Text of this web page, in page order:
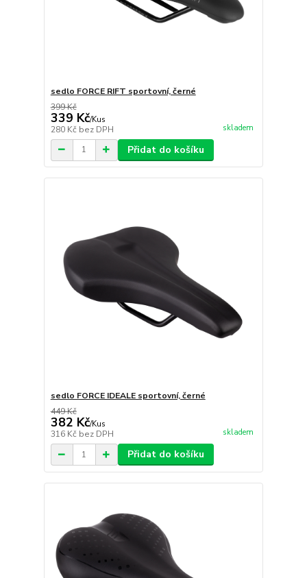
sedlo FORCE RIFT sportovní, černé
399 Kč
339 Kč/Kus
280 Kč bez DPH skladem
Přidat do košíku
sedlo FORCE IDEALE sportovní, černé
449 Kč
382 Kč/Kus
316 Kč bez DPH skladem
Přidat do košíku